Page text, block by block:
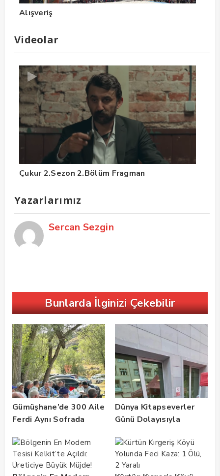
Alışveriş
Videolar
Çukur 2.Sezon 2.Bölüm Fragman
Yazarlarımız
Sercan Sezgin
Bunlarda İlginizi Çekebilir
Gümüşhane’de 300 Aile
Ferdi Aynı Sofrada
Dünya Kitapseverler
Günü Dolayısıyla
Buluşması
Gerçekleştirildi